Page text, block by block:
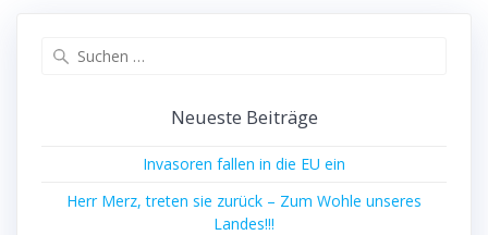
Neueste Beiträge
Invasoren fallen in die EU ein
Herr Merz, treten sie zurück – Zum Wohle unseres
Landes!!!